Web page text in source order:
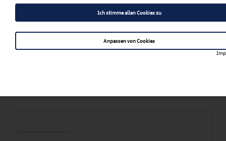
Winterkomplettradsatz 5-
Doppelspeichen mit RS-
Schriftzug
Ich stimme allen Cookies zu
Anpassen von Cookies